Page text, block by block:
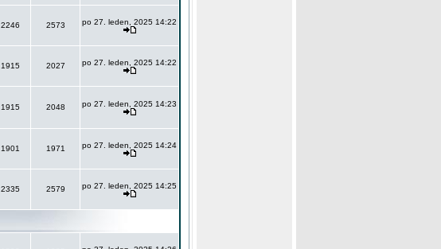
2246 2573 po 27. leden, 2025 14:22
1915 2027 po 27. leden, 2025 14:22
1915 2048 po 27. leden, 2025 14:23
1901 1971 po 27. leden, 2025 14:24
2335 2579 po 27. leden, 2025 14:25